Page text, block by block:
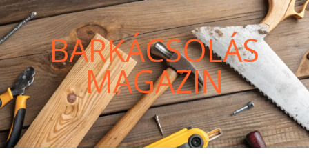
BARKÁCSOLÁS
MAGAZIN